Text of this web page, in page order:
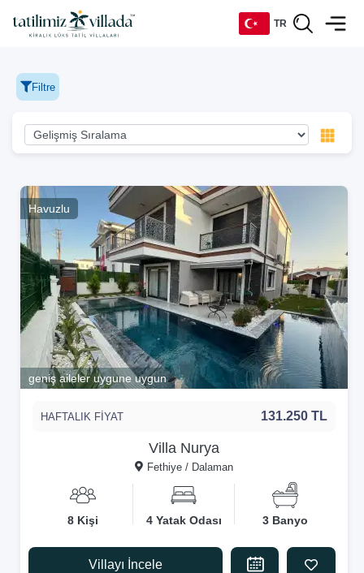
TR
DE
Filtre
Havuzlu
geniş aileler uygune uygun
Villa Nurya
Fethiye / Dalaman
HAFTALIK FİYAT 131.250 TL
8 Kişi 4 Yatak Odası 3 Banyo
Villayı İncele